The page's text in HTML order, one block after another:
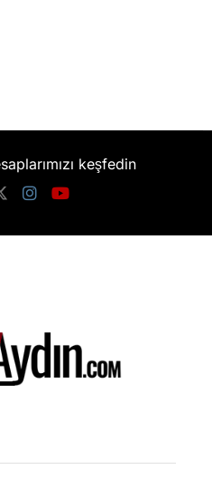
keşfedin